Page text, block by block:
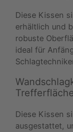
Diese Kissen
erhältlich und
robuste
ideal für
Diese Kissen
ausgestattet,